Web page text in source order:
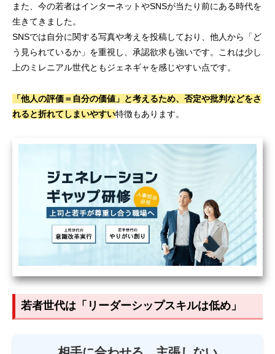
また、今の若者はインターネットやSNSが当たり前にある時代を
生きてきました。
SNSでは自分に関する写真や考えを投稿しており、他人から「ど
う見られているか」を重視し、承認欲求も強いです。これは少し
上のミレニアル世代ともジェネギャを感じやすい点です。
「他人の評価＝自分の価値」と考えるため、否定や批判などをさ
れると折れてしまいやすい特徴もあります。
若者世代は「リーダーシップスキルは低め」